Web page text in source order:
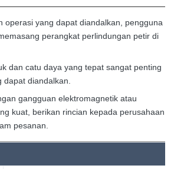
operasi yang dapat diandalkan, pengguna
perangkat perlindungan petir di
dan catu daya yang tepat sangat penting
dapat diandalkan.
gangguan elektromagnetik atau
kuat, berikan rincian kepada perusahaan
pesanan.